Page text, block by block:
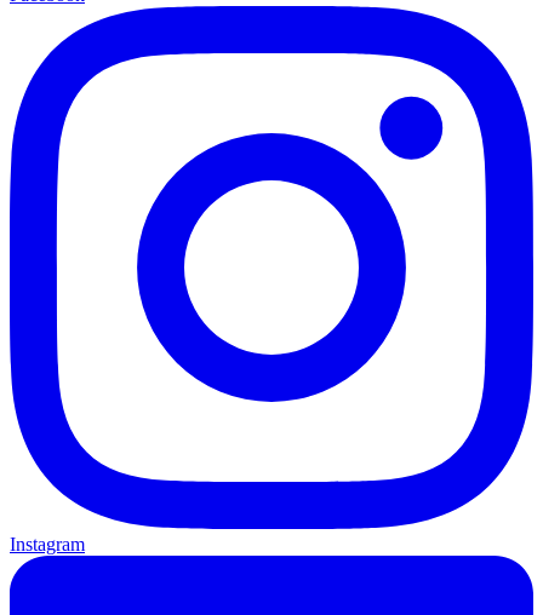
Instagram